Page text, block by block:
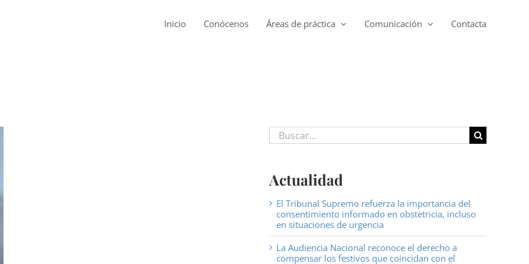
Inicio Conócenos Áreas de práctica Comunicación Contacta
Buscar:
Actualidad
El Tribunal Supremo refuerza la importancia del
consentimiento informado en obstetricia, incluso
en situaciones de urgencia
La Audiencia Nacional reconoce el derecho a
compensar los festivos que coincidan con el